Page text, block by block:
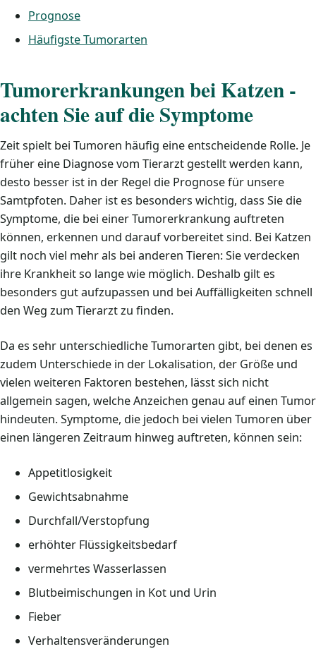
Prognose
Häufigste Tumorarten
Tumorerkrankungen bei Katzen -
achten Sie auf die Symptome
Zeit spielt bei Tumoren häufig eine entscheidende Rolle. Je
früher eine Diagnose vom Tierarzt gestellt werden kann,
desto besser ist in der Regel die Prognose für unsere
Samtpfoten. Daher ist es besonders wichtig, dass Sie die
Symptome, die bei einer Tumorerkrankung auftreten
können, erkennen und darauf vorbereitet sind. Bei Katzen
gilt noch viel mehr als bei anderen Tieren: Sie verdecken
ihre Krankheit so lange wie möglich. Deshalb gilt es
besonders gut aufzupassen und bei Auffälligkeiten schnell
den Weg zum Tierarzt zu finden.
Da es sehr unterschiedliche Tumorarten gibt, bei denen es
zudem Unterschiede in der Lokalisation, der Größe und
vielen weiteren Faktoren bestehen, lässt sich nicht
allgemein sagen, welche Anzeichen genau auf einen Tumor
hindeuten. Symptome, die jedoch bei vielen Tumoren über
einen längeren Zeitraum hinweg auftreten, können sein:
Appetitlosigkeit
Gewichtsabnahme
Durchfall/Verstopfung
erhöhter Flüssigkeitsbedarf
vermehrtes Wasserlassen
Blutbeimischungen in Kot und Urin
Fieber
Verhaltensveränderungen